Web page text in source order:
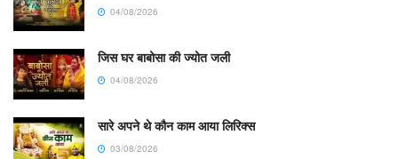
04/08/2026
जिस घर बाबोसा की ज्योत जली
04/08/2026
सारे अपने थे कौन काम आया लिरिक्स
03/08/2026